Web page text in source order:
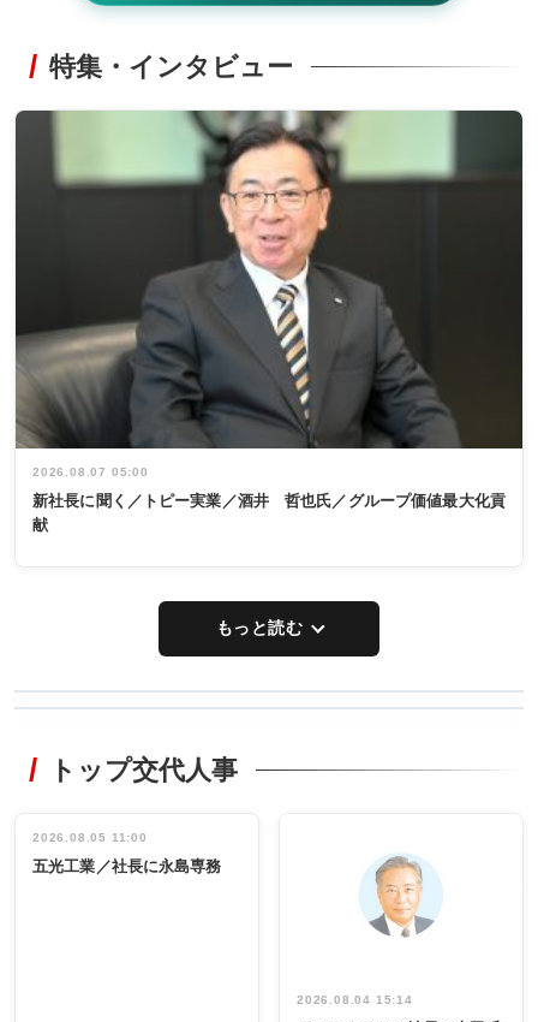
特集・インタビュー
2026.08.07 05:00
新社長に聞く／トピー実業／酒井 哲也氏／グループ価値最大化貢
献
もっと読む
非鉄業界で
インタビュ
ー／社内ア
タックトレー
祝う 業界関
係者ら220人
出席
トップ交代人事
2026.08.05 11:00
五光工業／社長に永島専務
2026.08.04 15:14